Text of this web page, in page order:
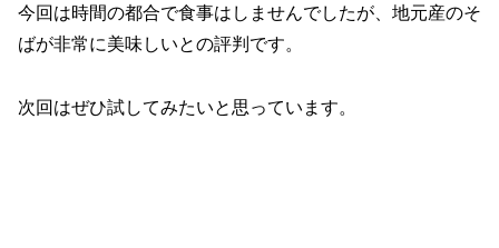
今回は時間の都合で食事はしませんでしたが、地元産のそ
ばが非常に美味しいとの評判です。
次回はぜひ試してみたいと思っています。